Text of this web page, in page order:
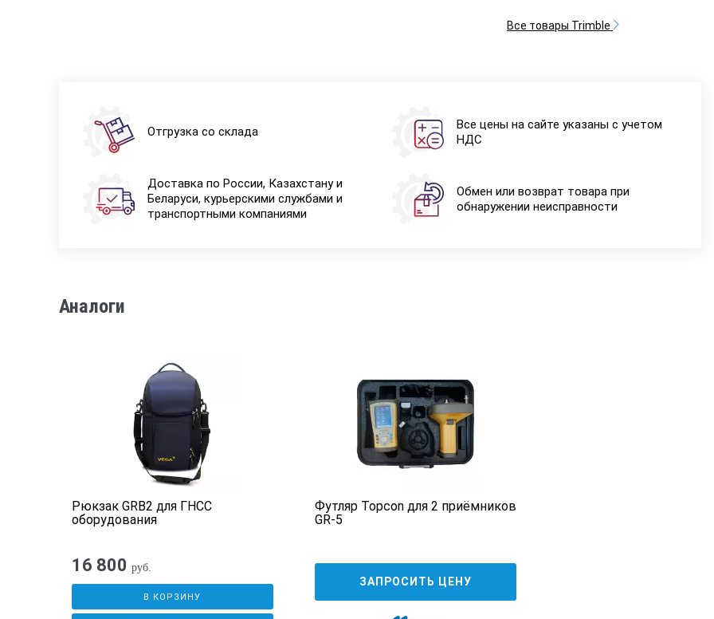
Все товары Trimble
Отгрузка со склада
Все цены на сайте указаны с учетом
НДС
Доставка по России, Казахстану и
Беларуси, курьерскими службами и
транспортными компаниями
Обмен или возврат товара при
обнаружении неисправности
Аналоги
Рюкзак GRB2 для ГНСС
оборудования
16 800 руб.
В КОРЗИНУ
Футляр Topcon для 2 приёмников
GR-5
ЗАПРОСИТЬ ЦЕНУ